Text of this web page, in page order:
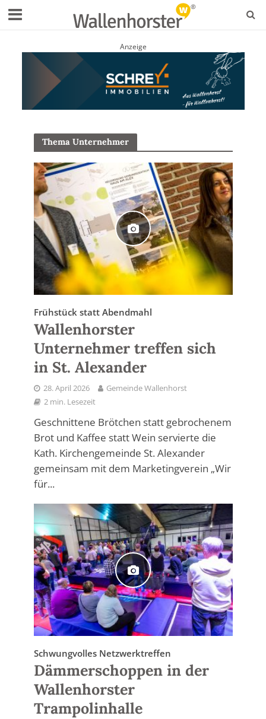
Anzeige
Thema Unternehmer
Frühstück statt Abendmahl
Wallenhorster
Unternehmer treffen sich
in St. Alexander
28. April 2026
Gemeinde Wallenhorst
2 min. Lesezeit
Geschnittene Brötchen statt gebrochenem
Brot und Kaffee statt Wein servierte die
Kath. Kirchengemeinde St. Alexander
gemeinsam mit dem Marketingverein „Wir
für...
Schwungvolles Netzwerktreffen
Dämmerschoppen in der
Wallenhorster
Trampolinhalle